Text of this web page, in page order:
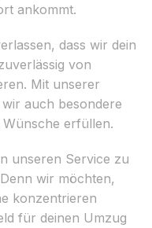
ankommt.
dass wir dein
von
Mit unserer
auch besondere
erfüllen.
unseren Service zu
wir möchten,
konzentrieren
für deinen Umzug